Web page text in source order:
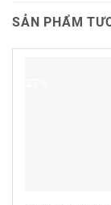
SẢN PHẨM